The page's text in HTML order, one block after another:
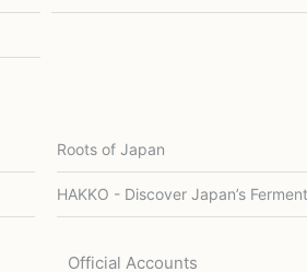
Roots of Japan
HAKKO - Discover Japan’s
Official Accounts